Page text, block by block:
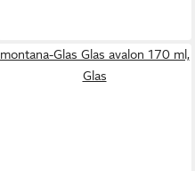
montana-Glas Glas avalon 170 ml,
Glas